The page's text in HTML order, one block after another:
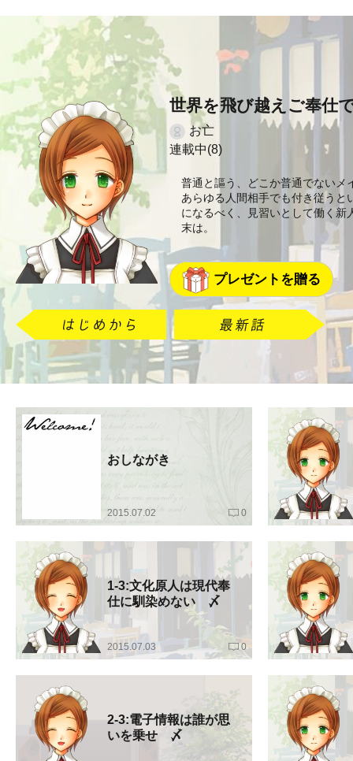
世界を飛び越えご奉仕
お亡
連載中(8)
普通と謳う、どこか普通でないメ
あらゆる人間相手でも付き従うと
になるべく、見習いとして働く新
末は。
プレゼントを贈る
おしながき
2015.07.02 0
1-3:文化原人は現代奉
仕に馴染めない 〆
2015.07.03 0
2-3:電子情報は誰が思
いを乗せ 〆